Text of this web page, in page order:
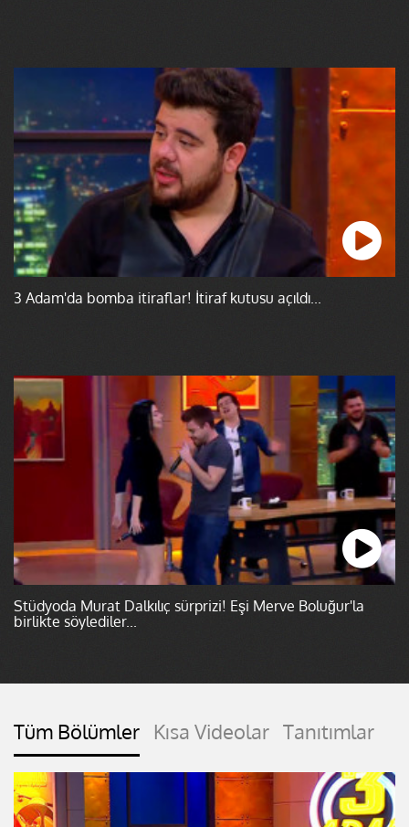
3 Adam'da bomba itiraflar! İtiraf kutusu açıldı...
Stüdyoda Murat Dalkılıç sürprizi! Eşi Merve Boluğur'la
birlikte söylediler...
Tüm Bölümler Kısa Videolar Tanıtımlar